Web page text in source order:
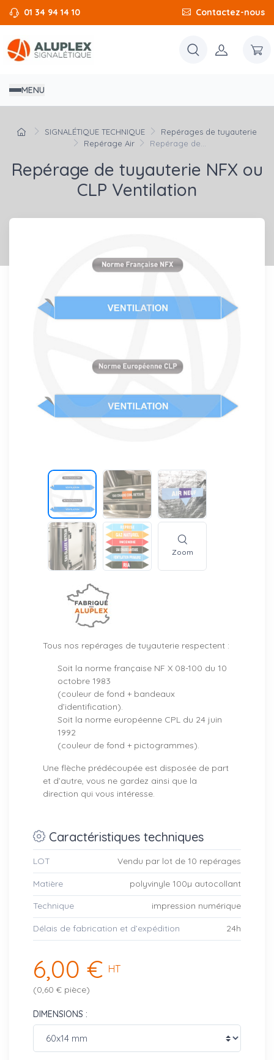
01 34 94 14 10 Contactez-nous
MENU
SIGNALÉTIQUE TECHNIQUE
Repérages de tuyauterie
Repérage Air
Repérage de...
Repérage de tuyauterie NFX ou
CLP Ventilation
Zoom
Tous nos repérages de tuyauterie respectent :
Soit la norme française NF X 08-100 du 10
octobre 1983
(couleur de fond + bandeaux
d’identification).
Soit la norme européenne CPL du 24 juin
1992
(couleur de fond + pictogrammes).
Une flèche prédécoupée est disposée de part
et d’autre, vous ne gardez ainsi que la
direction qui vous intéresse.
Caractéristiques techniques
LOT Vendu par lot de 10 repérages
Matière polyvinyle 100µ autocollant
Technique impression numérique
Délais de fabrication et d’expédition 24h
6,00 € HT
(0,60 € pièce)
DIMENSIONS :